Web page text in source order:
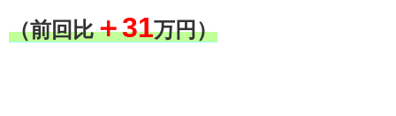
（前回比＋31万円）